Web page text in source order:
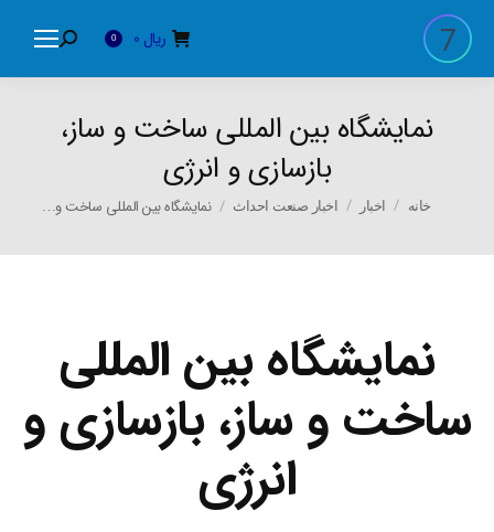
ریال 0
Search:
نمایشگاه بین المللی ساخت و ساز،
بازسازی و انرژی
You are here:
خانه اخبار اخبار صنعت احداث نمایشگاه بین المللی ساخت و…
نمایشگاه بین المللی
ساخت و ساز، بازسازی و
انرژی